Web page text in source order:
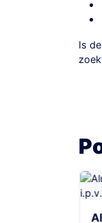
Is